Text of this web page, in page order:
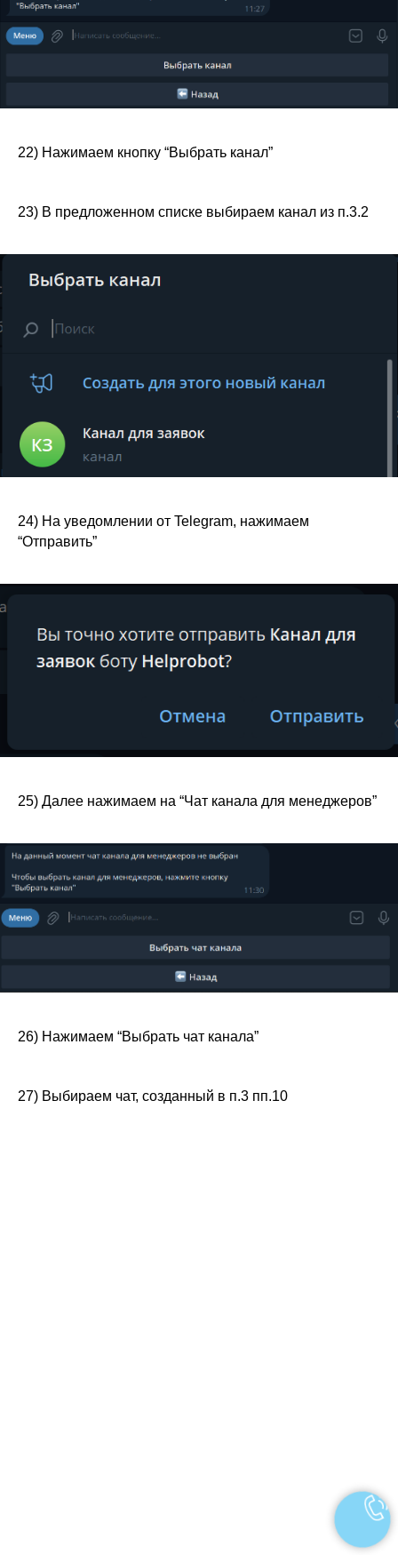
22) Нажимаем кнопку “Выбрать канал”
23) В предложенном списке выбираем канал из п.3.2
24) На уведомлении от Telegram, нажимаем
“Отправить”
25) Далее нажимаем на “Чат канала для менеджеров”
26) Нажимаем “Выбрать чат канала”
27) Выбираем чат, созданный в п.3 пп.10